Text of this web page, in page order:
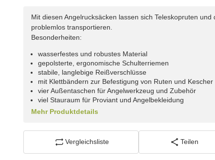
Mit diesen Angelrucksäcken lassen sich Teleskopruten
problemlos transportieren.
Besonderheiten:
wasserfestes und robustes Material
gepolsterte, ergonomische Schulterriemen
stabile, langlebige Reißverschlüsse
mit Klettbändern zur Befestigung von Ruten und Kescher
vier Außentaschen für Angelwerkzeug und Zubehör
viel Stauraum für Proviant und Angelbekleidung
Mehr Produktdetails
Vergleichsliste Teilen